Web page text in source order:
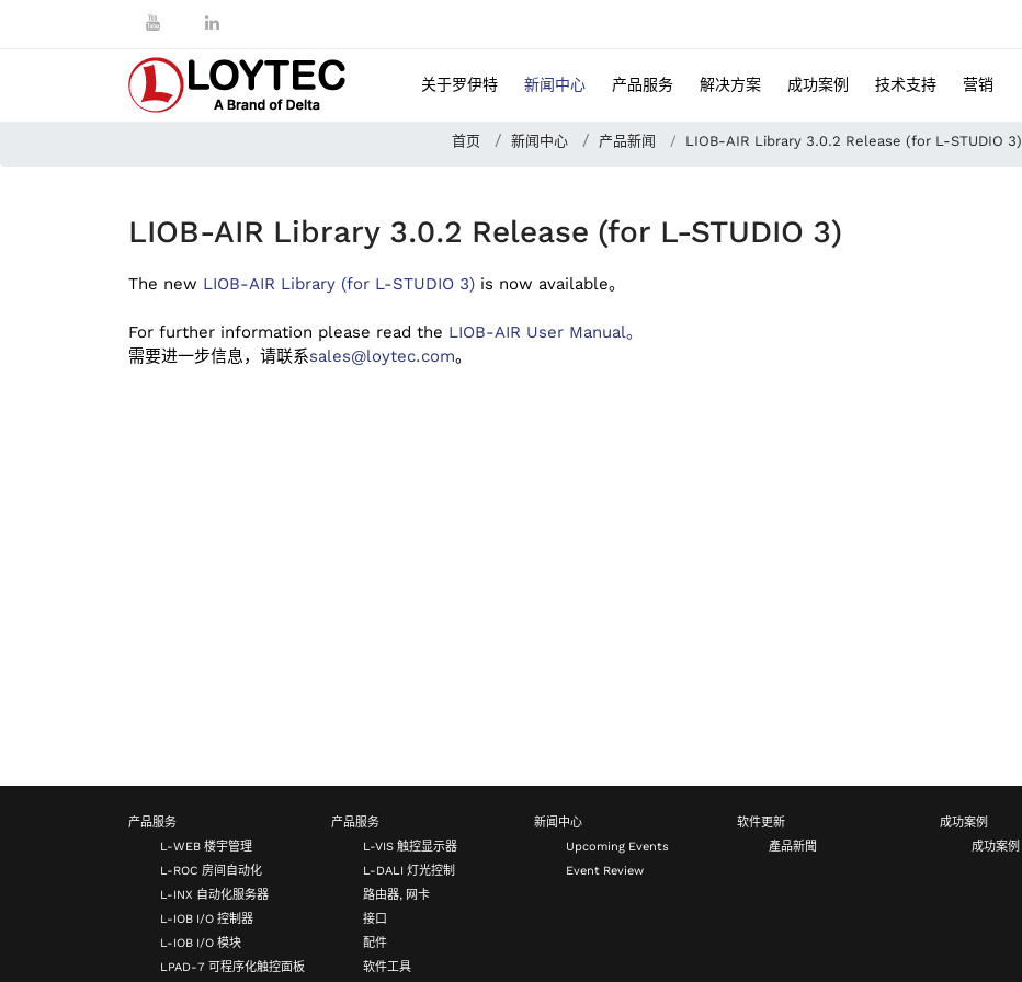
关于罗伊特 新闻中心 产品服务 解决方案 成功案例 技术支持 营销
首页 新闻中心 产品新闻 LIOB-AIR Library 3.0.2 Release (for L-STUDIO 3)
LIOB-AIR Library 3.0.2 Release (for L-STUDIO 3)
The new LIOB-AIR Library (for L-STUDIO 3) is now available。
For further information please read the LIOB-AIR User Manual。
需要进一步信息，请联系sales@loytec.com。
产品服务
L-WEB 楼宇管理
L-ROC 房间自动化
L-INX 自动化服务器
L-IOB I/O 控制器
L-IOB I/O 模块
LPAD-7 可程序化触控面板
产品服务
L-VIS 触控显示器
L-DALI 灯光控制
路由器, 网卡
接口
配件
软件工具
新闻中心
Upcoming Events
Event Review
软件更新
產品新聞
成功案例
成功案例